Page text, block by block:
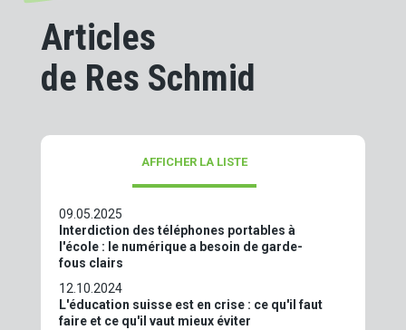
Articles
de Res Schmid
AFFICHER LA LISTE
09.05.2025
Interdiction des téléphones portables à
l'école : le numérique a besoin de garde-
fous clairs
12.10.2024
L'éducation suisse est en crise : ce qu'il faut
faire et ce qu'il vaut mieux éviter